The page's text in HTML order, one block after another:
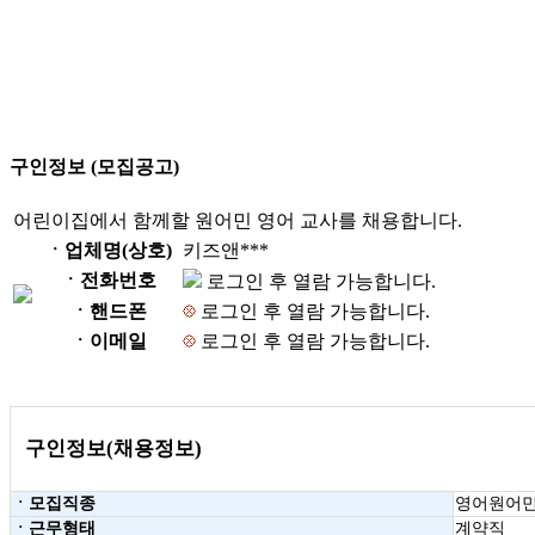
구인정보 (모집공고)
어린이집에서 함께할 원어민 영어 교사를 채용합니다.
ㆍ업체명(상호)
키즈앤***
ㆍ전화번호
로그인 후 열람 가능합니다.
ㆍ핸드폰
로그인 후 열람 가능합니다.
ㆍ이메일
로그인 후 열람 가능합니다.
구인정보(채용정보)
ㆍ모집직종
영어원어
ㆍ근무형태
계약직